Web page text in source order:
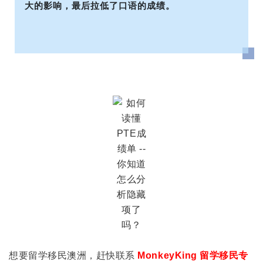
大的影响，最后拉低了口语的成绩。
想要留学移民澳洲，赶快联系 MonkeyKing 留学移民专